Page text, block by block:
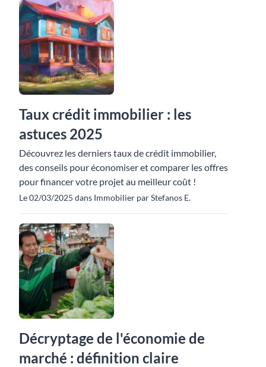
Taux crédit immobilier : les
astuces 2025
Découvrez les derniers taux de crédit immobilier,
des conseils pour économiser et comparer les offres
pour financer votre projet au meilleur coût !
Le 02/03/2025 dans Immobilier par Stefanos E.
Décryptage de l'économie de
marché : définition claire